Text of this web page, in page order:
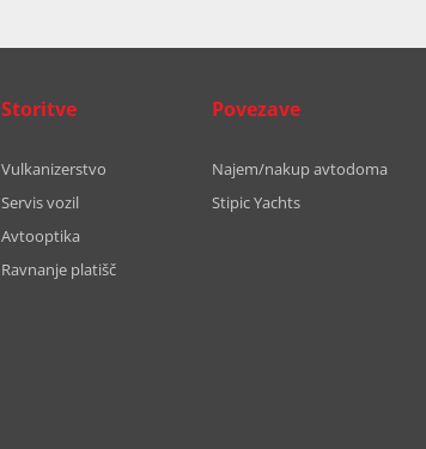
Storitve
Vulkanizerstvo
Servis vozil
Avtooptika
Ravnanje platišč
Povezave
Najem/nakup avtodoma
Stipic Yachts